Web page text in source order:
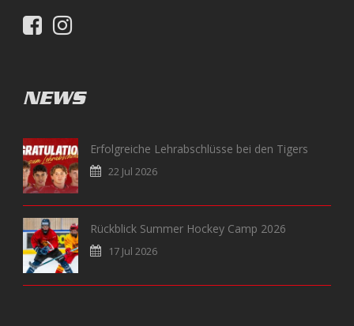
NEWS
Erfolgreiche Lehrabschlüsse bei den Tigers
22 Jul 2026
Rückblick Summer Hockey Camp 2026
17 Jul 2026